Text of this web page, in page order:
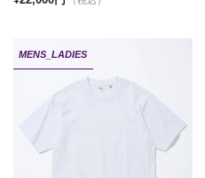
MENS_LADIES